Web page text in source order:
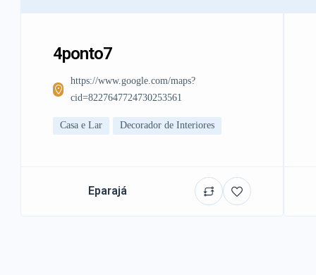
4ponto7
https://www.google.com/maps?
cid=8227647724730253561
Casa e Lar Decorador de Interiores
Eparajá